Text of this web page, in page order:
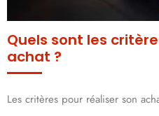
Quels sont les
achat ?
Les critères pour réaliser son